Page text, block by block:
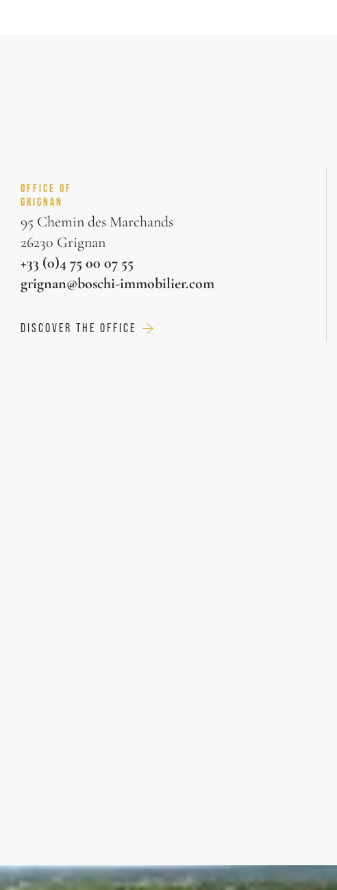
OFFICE OF
GRIGNAN
95 Chemin des Marchands
26230 Grignan
+33 (0)4 75 00 07 55
grignan@boschi-immobilier.com
DISCOVER THE OFFICE